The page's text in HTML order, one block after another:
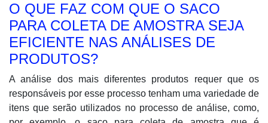
O QUE FAZ COM QUE O SACO
PARA COLETA DE AMOSTRA SEJA
EFICIENTE NAS ANÁLISES DE
PRODUTOS?
A análise dos mais diferentes produtos requer que os
responsáveis por esse processo tenham uma variedade de
itens que serão utilizados no processo de análise, como,